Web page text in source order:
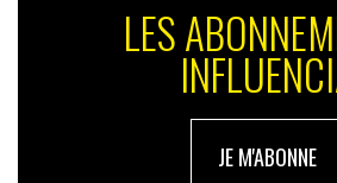
LES
JE M'ABONNE